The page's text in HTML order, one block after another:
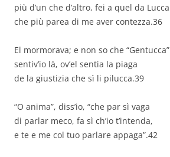
più d’un che d’altro, fei a quel da
che più parea di me aver contezza.36
El mormorava; e non so che “Gentucca”
sentiv’io là, ov’el sentia la piaga
de la giustizia che sì li pilucca.39
“O anima”, diss’io, “che par sì vaga
di parlar meco, fa sì ch’io t’intenda,
e te e me col tuo parlare appaga”.42